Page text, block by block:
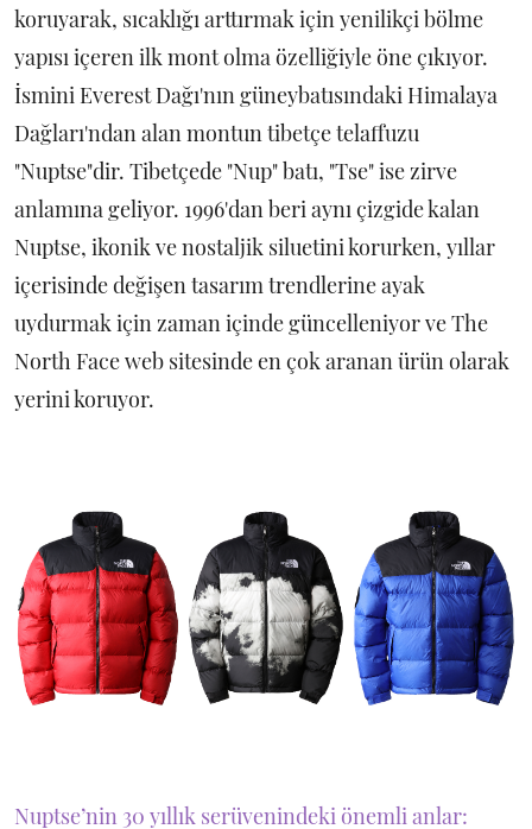
koruyarak, sıcaklığı arttırmak için yenilikçi bölme
yapısı içeren ilk mont olma özelliğiyle öne çıkıyor.
İsmini Everest Dağı'nın güneybatısındaki Himalaya
Dağları'ndan alan montun tibetçe telaffuzu
"Nuptse"dir. Tibetçede "Nup" batı, "Tse" ise zirve
anlamına geliyor. 1996'dan beri aynı çizgide kalan
Nuptse, ikonik ve nostaljik siluetini korurken, yıllar
içerisinde değişen tasarım trendlerine ayak
uydurmak için zaman içinde güncelleniyor ve The
North Face web sitesinde en çok aranan ürün olarak
yerini koruyor.
Nuptse’nin 30 yıllık serüvenindeki önemli anlar: